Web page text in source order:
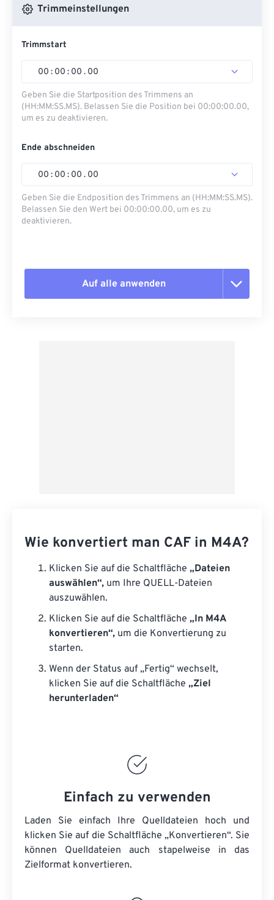
Trimmeinstellungen
Trimmstart
00 : 00 : 00 . 00
Geben Sie die Startposition des Trimmens an
(HH:MM:SS.MS). Belassen Sie die Position bei 00:00:00.00,
um es zu deaktivieren.
Ende abschneiden
00 : 00 : 00 . 00
Geben Sie die Endposition des Trimmens an (HH:MM:SS.MS).
Belassen Sie den Wert bei 00:00:00.00, um es zu
deaktivieren.
Auf alle anwenden
Wie konvertiert man CAF in M4A?
Klicken Sie auf die Schaltfläche „Dateien
auswählen“, um Ihre QUELL-Dateien
auszuwählen.
Klicken Sie auf die Schaltfläche „In M4A
konvertieren“, um die Konvertierung zu
starten.
Wenn der Status auf „Fertig“ wechselt,
klicken Sie auf die Schaltfläche „Ziel
herunterladen“
Einfach zu verwenden
Laden Sie einfach Ihre Quelldateien hoch und
klicken Sie auf die Schaltfläche „Konvertieren“. Sie
können Quelldateien auch stapelweise in das
Zielformat konvertieren.